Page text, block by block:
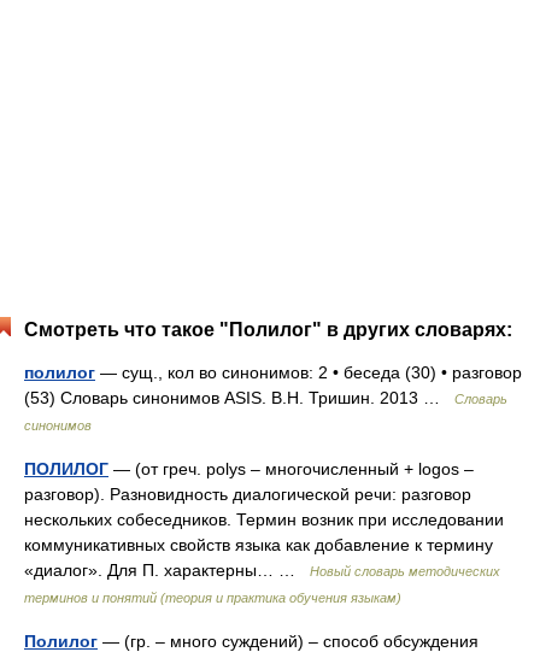
Смотреть что такое "Полилог" в других словарях:
полилог — сущ., кол во синонимов: 2 • беседа (30) • разговор
(53) Словарь синонимов ASIS. В.Н. Тришин. 2013 …
Словарь
синонимов
ПОЛИЛОГ — (от греч. polys – многочисленный + logos –
разговор). Разновидность диалогической речи: разговор
нескольких собеседников. Термин возник при исследовании
коммуникативных свойств языка как добавление к термину
«диалог». Для П. характерны… …
Новый словарь методических
терминов и понятий (теория и практика обучения языкам)
Полилог — (гр. – много суждений) – способ обсуждения